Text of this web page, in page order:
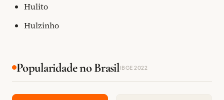
Hulito
Hulzinho
Popularidade no BrasilIBGE 2022